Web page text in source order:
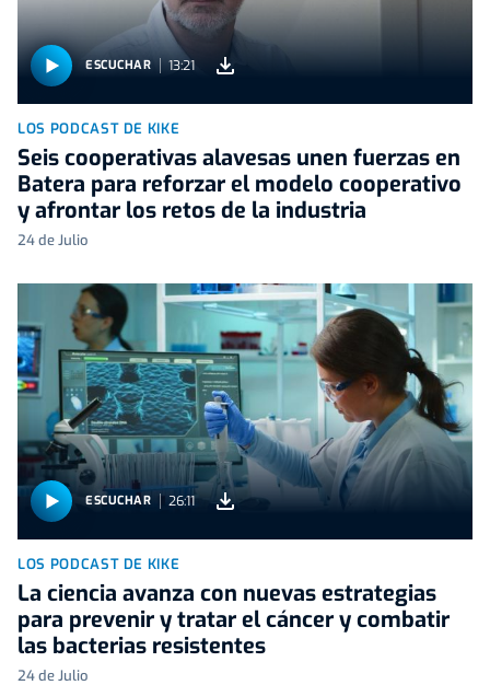
ESCUCHAR 13:21
LOS PODCAST DE KIKE
Seis cooperativas alavesas unen fuerzas en
Batera para reforzar el modelo cooperativo
y afrontar los retos de la industria
24 de Julio
ESCUCHAR 26:11
LOS PODCAST DE KIKE
La ciencia avanza con nuevas estrategias
para prevenir y tratar el cáncer y combatir
las bacterias resistentes
24 de Julio